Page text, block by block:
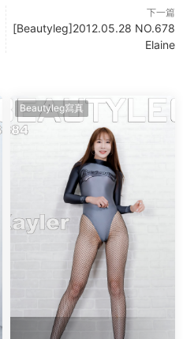
下一篇
[Beautyleg]2012.05.28 NO.678
Elaine
Beautyleg寫真